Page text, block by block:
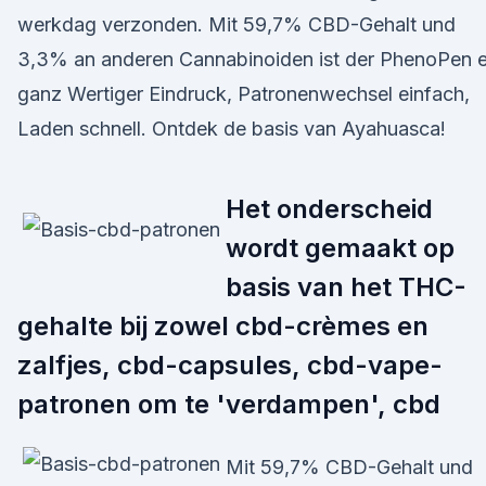
werkdag verzonden. Mit 59,7% CBD-Gehalt und
3,3% an anderen Cannabinoiden ist der PhenoPen
ganz Wertiger Eindruck, Patronenwechsel einfach,
Laden schnell. Ontdek de basis van Ayahuasca!
Het onderscheid
wordt gemaakt op
basis van het THC-
gehalte bij zowel cbd-crèmes en
zalfjes, cbd-capsules, cbd-vape-
patronen om te 'verdampen', cbd
Mit 59,7% CBD-Gehalt und